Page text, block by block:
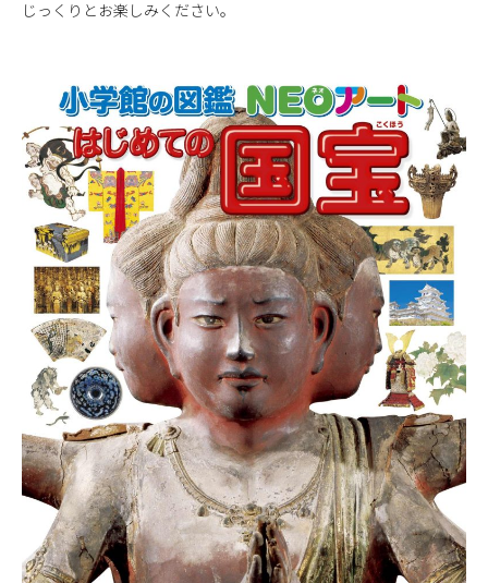
じっくりとお楽しみください。